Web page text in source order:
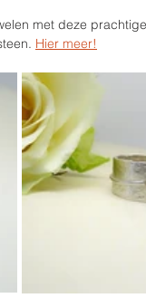
met deze
Hier meer!